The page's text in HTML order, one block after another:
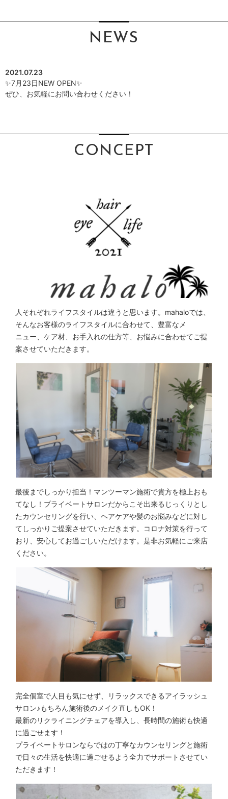
NEWS
2021.07.23
✨7月23日NEW OPEN✨
ぜひ、お気軽にお問い合わせください！
CONCEPT
人それぞれライフスタイルは違うと思います。mahaloでは、
そんなお客様のライフスタイルに合わせて、豊富なメ
ニュー、ケア材、お手入れの仕方等、お悩みに合わせてご提
案させていただきます。
最後までしっかり担当！マンツーマン施術で貴方を極上おも
てなし！プライベートサロンだからこそ出来るじっくりとし
たカウンセリングを行い、ヘアケアや髪のお悩みなどに対し
てしっかりご提案させていただきます。コロナ対策を行って
おり、安心してお過ごしいただけます。是非お気軽にご来店
ください。
完全個室で人目も気にせず、リラックスできるアイラッシュ
サロン♪もちろん施術後のメイク直しもOK！
最新のリクライニングチェアを導入し、長時間の施術も快適
に過ごせます！
プライベートサロンならではの丁寧なカウンセリングと施術
で日々の生活を快適に過ごせるよう全力でサポートさせてい
ただきます！